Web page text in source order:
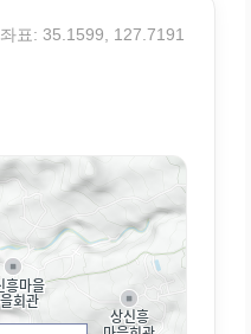
좌표: 35.1599, 127.7191